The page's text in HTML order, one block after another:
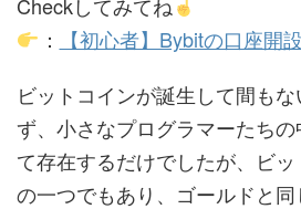
：
【初心者】Bybitの口座開
ビットコインが誕生して間も
ず、小さなプログラマーたち
て存在するだけでしたが、ビ
の一つでもあり、ゴールドと